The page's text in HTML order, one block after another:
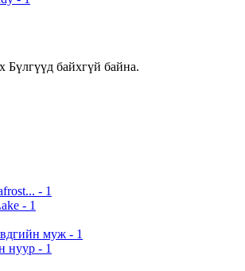
Бүлгүүд байхгүй байна.
- 1
- 1
муж - 1
нуур - 1